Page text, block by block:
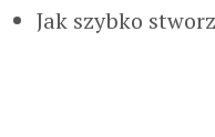
Jak szybko